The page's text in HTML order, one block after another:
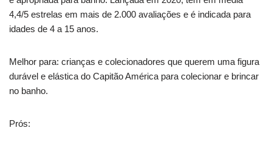
4,4/5 estrelas em mais de 2.000 avaliações e é indicada para
idades de 4 a 15 anos.
Melhor para: crianças e colecionadores que querem uma figura
durável e elástica do Capitão América para colecionar e brincar
no banho.
Prós: